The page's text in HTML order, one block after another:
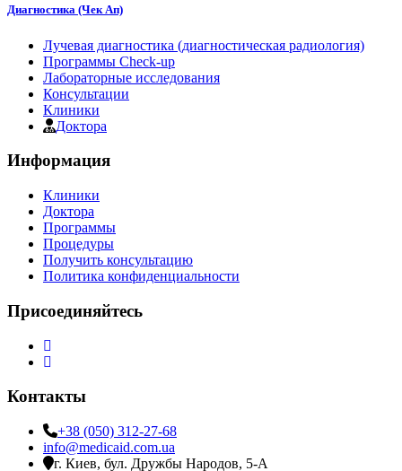
Диагностика (Чек Ап)
Лучевая диагностика (диагностическая радиология)
Программы Check-up
Лабораторные исследования
Консультации
Клиники
Доктора
Информация
Клиники
Доктора
Программы
Процедуры
Получить консультацию
Политика конфиденциальности
Присоединяйтесь
Контакты
+38 (050) 312-27-68
info@medicaid.com.ua
г. Киев, бул. Дружбы Народов, 5-А